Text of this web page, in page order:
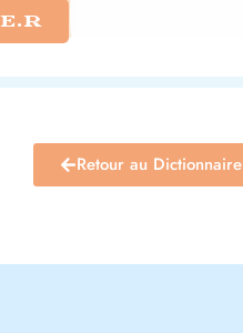
Retour au Dictionnaire